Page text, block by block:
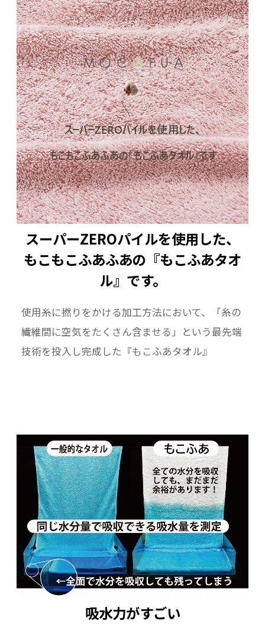
スーパーZEROパイルを使用した、
もこもこふあふあの『もこふあタオ
ル』です。
使用糸に撚りをかける加工方法において、「糸の
繊維間に空気をたくさん含ませる」という最先端
技術を投入し完成した『もこふあタオル』
吸水力がすごい